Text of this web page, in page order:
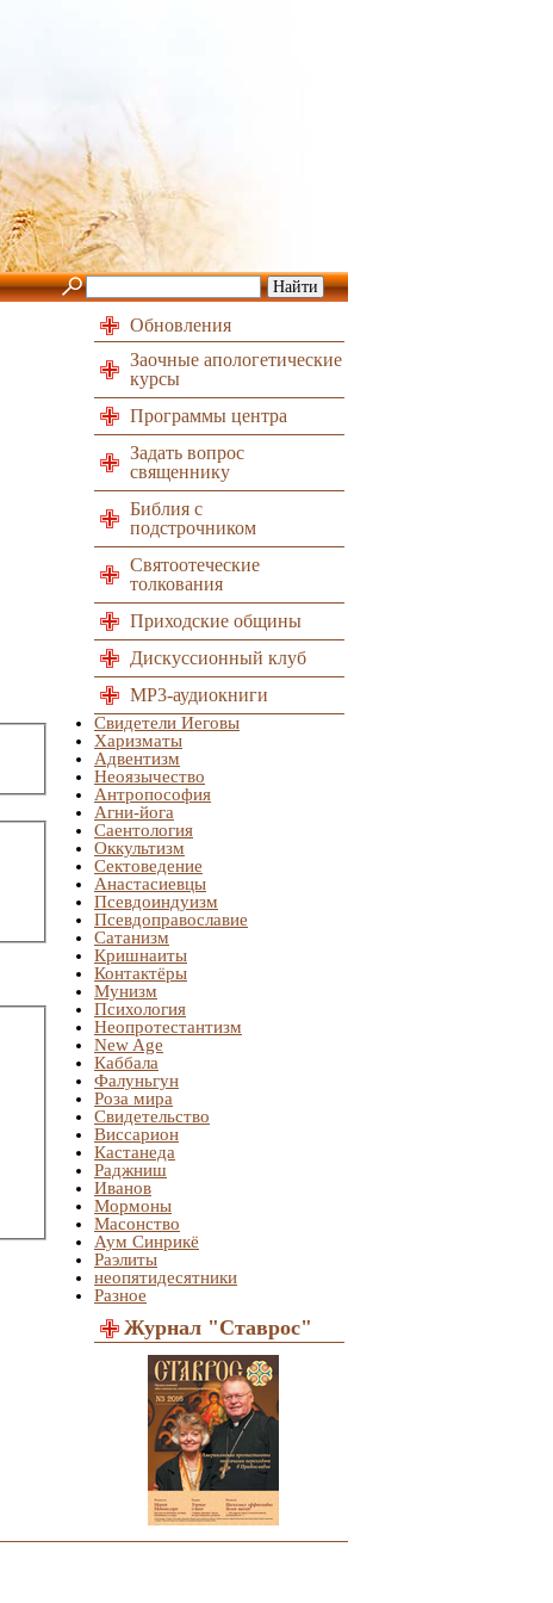
Обновления
Заочные апологетические
курсы
Программы центра
Задать вопрос
священнику
Библия с
подстрочником
Святоотеческие
толкования
Приходские общины
Дискуссионный клуб
MP3-аудиокниги
Свидетели Иеговы
Харизматы
Адвентизм
Неоязычество
Антропософия
Агни-йога
Саентология
Оккультизм
Сектоведение
Анастасиевцы
Псевдоиндуизм
Псевдоправославие
Сатанизм
Кришнаиты
Контактёры
Мунизм
Психология
Неопротестантизм
New Age
Каббала
Фалуньгун
Роза мира
Свидетельство
Виссарион
Кастанеда
Раджниш
Иванов
Мормоны
Масонство
Аум Синрикё
Раэлиты
неопятидесятники
Разное
Журнал "Ставрос"